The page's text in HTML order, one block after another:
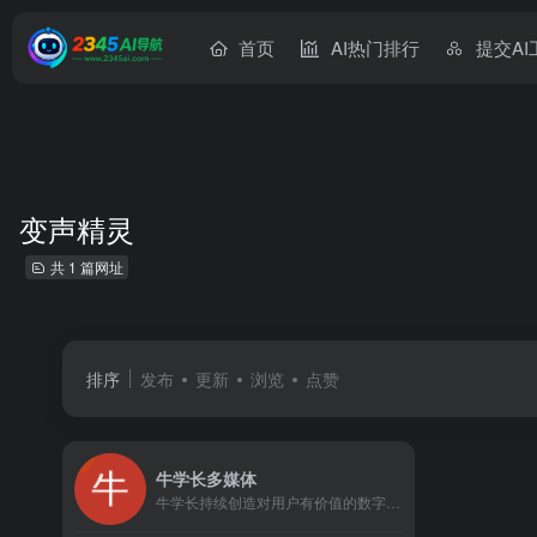
首页 AI热门排行 提交AI
变声精灵
共 1 篇网址
排序 发布 更新 浏览 点赞
牛学长多媒体